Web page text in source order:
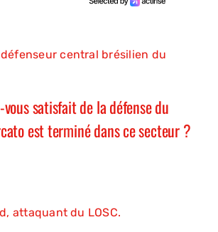
vous satisfait de la défense du
est terminé dans ce secteur ?